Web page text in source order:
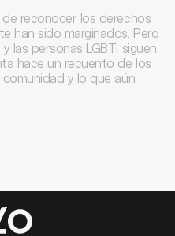
de reconocer los derechos
han sido marginados. Pero
las personas LGBTI siguen
hace un recuento de los
y lo que aún